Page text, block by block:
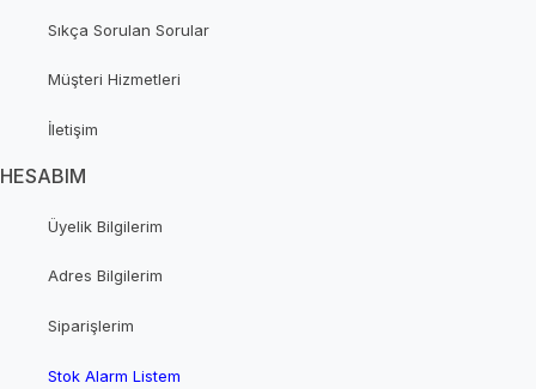
Sıkça Sorulan Sorular
Müşteri Hizmetleri
İletişim
HESABIM
Üyelik Bilgilerim
Adres Bilgilerim
Siparişlerim
Stok Alarm Listem